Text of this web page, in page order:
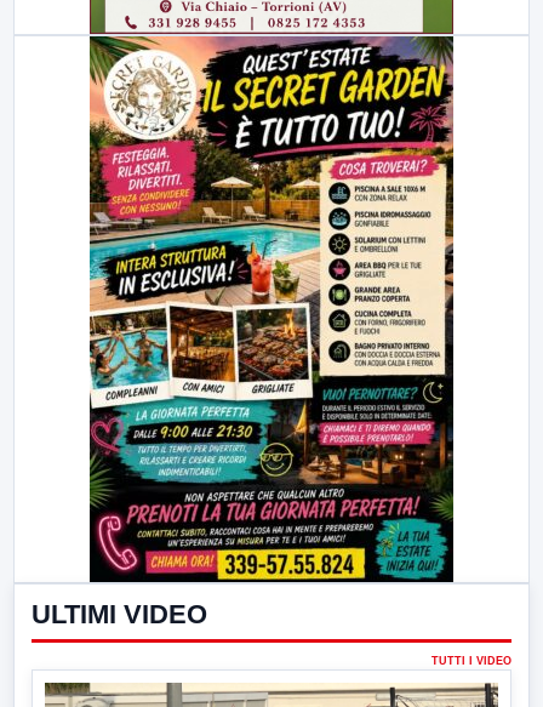
ULTIMI VIDEO
TUTTI I VIDEO